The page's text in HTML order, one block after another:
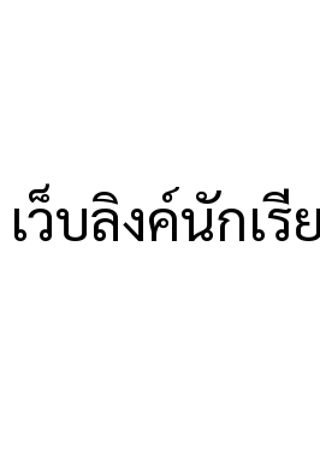
เว็บลิงค์นักเ